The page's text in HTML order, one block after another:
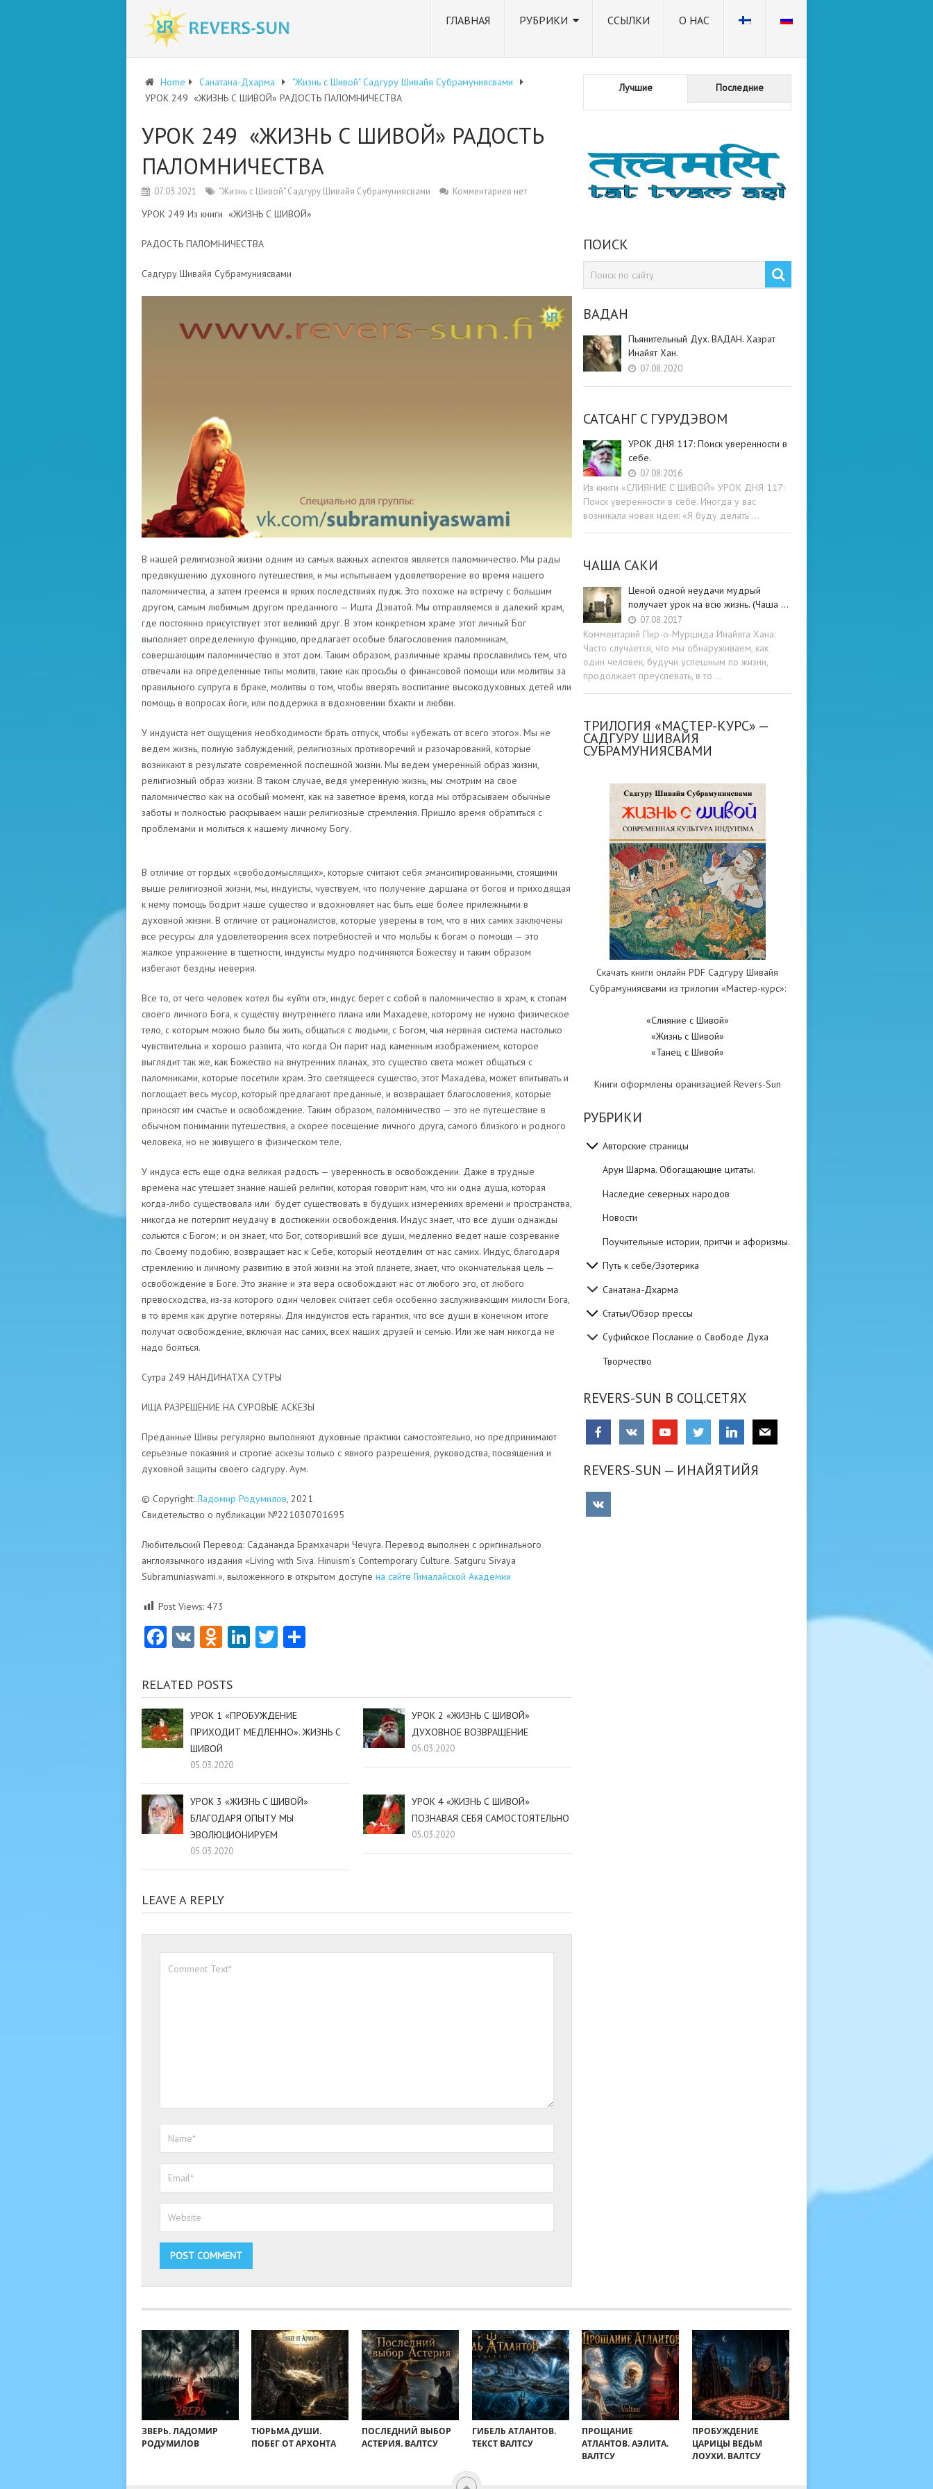
ГЛАВНАЯ РУБРИКИ ССЫЛКИ О НАС
Home Санатана-Дхарма
"Жизнь с Шивой" Садгуру Шивайя Субрамуниясвами
УРОК 249 «ЖИЗНЬ С ШИВОЙ» РАДОСТЬ ПАЛОМНИЧЕСТВА
УРОК 249 «ЖИЗНЬ С ШИВОЙ» РАДОСТЬ
ПАЛОМНИЧЕСТВА
07.03.2021 "Жизнь с Шивой" Садгуру Шивайя Субрамуниясвами Комментариев нет
УРОК 249 Из книги «ЖИЗНЬ С ШИВОЙ»
РАДОСТЬ ПАЛОМНИЧЕСТВА
Садгуру Шивайя Субрамуниясвами
В нашей религиозной жизни одним из самых важных аспектов является паломничество. Мы рады
предвкушению духовного путешествия, и мы испытываем удовлетворение во время нашего
паломничества, а затем греемся в ярких последствиях пудж. Это похоже на встречу с большим
другом, самым любимым другом преданного — Ишта Дэватой. Мы отправляемся в далекий храм,
где постоянно присутствует этот великий друг. В этом конкретном храме этот личный Бог
выполняет определенную функцию, предлагает особые благословения паломникам,
совершающим паломничество в этот дом. Таким образом, различные храмы прославились тем, что
отвечали на определенные типы молитв, такие как просьбы о финансовой помощи или молитвы за
правильного супруга в браке, молитвы о том, чтобы вверять воспитание высокодуховных детей или
помощь в вопросах йоги, или поддержка в вдохновении бхакти и любви.
У индуиста нет ощущения необходимости брать отпуск, чтобы «убежать от всего этого». Мы не
ведем жизнь, полную заблуждений, религиозных противоречий и разочарований, которые
возникают в результате современной поспешной жизни. Мы ведем умеренный образ жизни,
религиозный образ жизни. В таком случае, ведя умеренную жизнь, мы смотрим на свое
паломничество как на особый момент, как на заветное время, когда мы отбрасываем обычные
заботы и полностью раскрываем наши религиозные стремления. Пришло время обратиться с
проблемами и молиться к нашему личному Богу.
В отличие от гордых «свободомыслящих», которые считают себя эмансипированными, стоящими
выше религиозной жизни, мы, индуисты, чувствуем, что получение даршана от богов и приходящая
к нему помощь бодрит наше существо и вдохновляет нас быть еще более прилежными в
духовной жизни. В отличие от рационалистов, которые уверены в том, что в них самих заключены
все ресурсы для удовлетворения всех потребностей и что мольбы к богам о помощи — это
жалкое упражнение в тщетности, индуисты мудро подчиняются Божеству и таким образом
избегают бездны неверия.
Все то, от чего человек хотел бы «уйти от», индус берет с собой в паломничество в храм, к стопам
своего личного Бога, к существу внутреннего плана или Махадеве, которому не нужно физическое
тело, с которым можно было бы жить, общаться с людьми, с Богом, чья нервная система настолько
чувствительна и хорошо развита, что когда Он парит над каменным изображением, которое
выглядит так же, как Божество на внутренних планах, это существо света может общаться с
паломниками, которые посетили храм. Это светящееся существо, этот Махадева, может впитывать и
поглощает весь мусор, который предлагают преданные, и возвращает благословения, которые
приносят им счастье и освобождение. Таким образом, паломничество — это не путешествие в
обычном понимании путешествия, а скорее посещение личного друга, самого близкого и родного
человека, но не живущего в физическом теле.
У индуса есть еще одна великая радость — уверенность в освобождении. Даже в трудные
времена нас утешает знание нашей религии, которая говорит нам, что ни одна душа, которая
когда-либо существовала или будет существовать в будущих измерениях времени и пространства,
никогда не потерпит неудачу в достижении освобождения. Индус знает, что все души однажды
сольются с Богом; и он знает, что Бог, сотворивший все души, медленно ведет наше созревание
по Своему подобию, возвращает нас к Себе, который неотделим от нас самих. Индус, благодаря
стремлению и личному развитию в этой жизни на этой планете, знает, что окончательная цель —
освобождение в Боге. Это знание и эта вера освобождают нас от любого эго, от любого
превосходства, из-за которого один человек считает себя особенно заслуживающим милости Бога,
в то время как другие потеряны. Для индуистов есть гарантия, что все души в конечном итоге
получат освобождение, включая нас самих, всех наших друзей и семью. Или же нам никогда не
надо бояться.
Сутра 249 НАНДИНАТХА СУТРЫ
ИЩА РАЗРЕШЕНИЕ НА СУРОВЫЕ АСКЕЗЫ
Преданные Шивы регулярно выполняют духовные практики самостоятельно, но предпринимают
серьезные покаяния и строгие аскезы только с явного разрешения, руководства, посвящения и
духовной защиты своего садгуру. Аум.
© Copyright:Ладомир Родумилов, 2021
Свидетельство о публикации №221030701695
Любительский Перевод: Садананда Брамхачари Чечуга. Перевод выполнен с оригинального
англоязычного издания «Living with Siva. Hinuism’s Contemporary Culture. Satguru Sivaya
Subramuniaswami.», выложенного в открытом доступе на сайте Гималайской Академии
Post Views: 473
Facebook
VKOdnoklassniki
LinkedIn
TwitterОтправить
RELATED POSTS
УРОК 1 «ПРОБУЖДЕНИЕ
ПРИХОДИТ МЕДЛЕННО». ЖИЗНЬ С
ШИВОЙ
05.03.2020
УРОК 2 «ЖИЗНЬ С ШИВОЙ»
ДУХОВНОЕ ВОЗВРАЩЕНИЕ
05.03.2020
УРОК 3 «ЖИЗНЬ С ШИВОЙ»
БЛАГОДАРЯ ОПЫТУ МЫ
ЭВОЛЮЦИОНИРУЕМ
05.03.2020
УРОК 4 «ЖИЗНЬ С ШИВОЙ»
ПОЗНАВАЯ СЕБЯ САМОСТОЯТЕЛЬНО
05.03.2020
LEAVE A REPLY
Лучшие Последние
ПОИСК
ВАДАН
Пьянительный Дух. ВАДАН. Хазрат
Инайят Хан.
07.08.2020
САТСАНГ C ГУРУДЭВОМ
УРОК ДНЯ 117: Поиск уверенности в
себе.
07.08.2016
Из книги «СЛИЯНИЕ С ШИВОЙ» УРОК ДНЯ 117:
Поиск уверенности в себе. Иногда у вас
возникала новая идея: «Я буду делать …
ЧАША САКИ
Ценой одной неудачи мудрый
получает урок на всю жизнь. (Чаша …
07.08.2017
Комментарий Пир-о-Муршида Инайята Хана:
Часто случается, что мы обнаруживаем, как
один человек, будучи успешным по жизни,
продолжает преуспевать, в то …
ТРИЛОГИЯ «МАСТЕР-КУРС» —
САДГУРУ ШИВАЙЯ
СУБРАМУНИЯСВАМИ
Скачать книги онлайн PDF Садгуру Шивайя
Субрамуниясвами из трилогии «Мастер-курс»:
«Слияние с Шивой»
«Жизнь с Шивой»
«Танец с Шивой»
Книги оформлены оранизацией Revers-Sun
РУБРИКИ
Авторские страницы
Арун Шарма. Обогащающие цитаты.
Наследие северных народов
Новости
Поучительные истории, притчи и афоризмы.
Путь к себе/Эзотерика
Санатана-Дхарма
Статьи/Обзор прессы
Суфийское Послание о Свободе Духа
Творчество
REVERS-SUN В СОЦ.СЕТЯХ
REVERS-SUN — ИНАЙЯТИЙЯ
ЗВЕРЬ. ЛАДОМИР
РОДУМИЛОВ
ТЮРЬМА ДУШИ.
ПОБЕГ ОТ АРХОНТА
ПОСЛЕДНИЙ ВЫБОР
АСТЕРИЯ. ВАЛТСУ
ГИБЕЛЬ АТЛАНТОВ.
ТЕКСТ ВАЛТСУ
ПРОЩАНИЕ
АТЛАНТОВ. АЭЛИТА.
ВАЛТСУ
ПРОБУЖДЕНИЕ
ЦАРИЦЫ ВЕДЬМ
ЛОУХИ. ВАЛТСУ